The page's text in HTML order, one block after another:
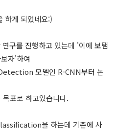
하게 되었네요:)
구를 진행하고 있는데 '이에 보탬
자'하여
모델인 R-CNN부터 논
표로 하고있습니다.
을 하는데 기존에 사